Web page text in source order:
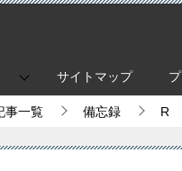
サイトマップ
事一覧 備忘録 R